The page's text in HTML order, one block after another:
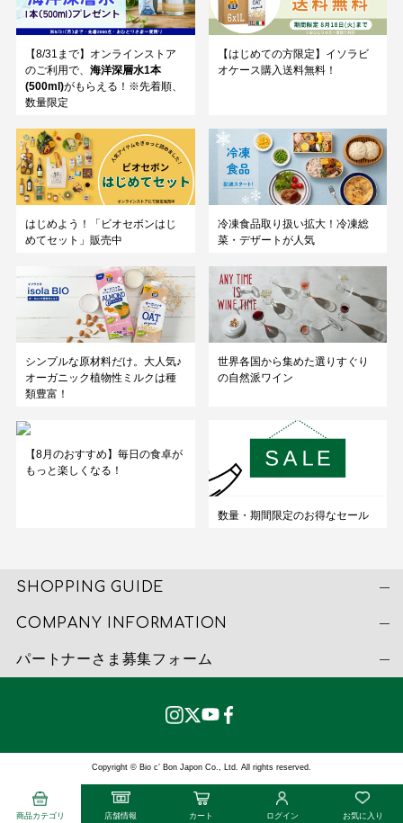
【8/31まで】オンラインストア
のご利用で、 海洋深層水1本
(500ml)がもらえる！※先着順、
数量限定
【はじめての方限定】イソラビ
オケース購入送料無料！
はじめよう！「ビオセボンはじ
めてセット」販売中
冷凍食品取り扱い拡大！冷凍総
菜・デザートが人気
シンプルな原材料だけ。大人気♪
オーガニック植物性ミルクは種
類豊富！
世界各国から集めた選りすぐり
の自然派ワイン
【8月のおすすめ】毎日の食卓が
もっと楽しくなる！
数量・期間限定のお得なセール
商品カテゴリ 店舗情報 カート ログイン お気に入り
SHOPPING GUIDE
COMPANY INFORMATION
パートナーさま募集フォーム
Copyright © Bio c’ Bon Japon Co., Ltd. All rights reserved.